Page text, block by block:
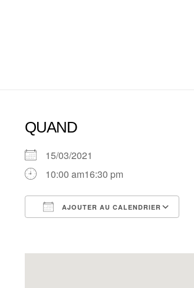
QUAND
15/03/2021
10:00 am16:30 pm
AJOUTER AU CALENDRIER